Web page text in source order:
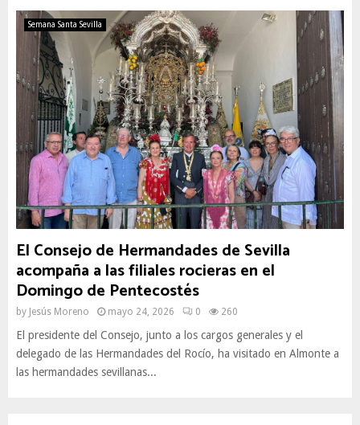
Semana Santa Sevilla
El Consejo de Hermandades de Sevilla
acompaña a las filiales rocieras en el
Domingo de Pentecostés
by Jesús Moreno mayo 24, 2026 0 260
El presidente del Consejo, junto a los cargos generales y el
delegado de las Hermandades del Rocío, ha visitado en Almonte a
las hermandades sevillanas...